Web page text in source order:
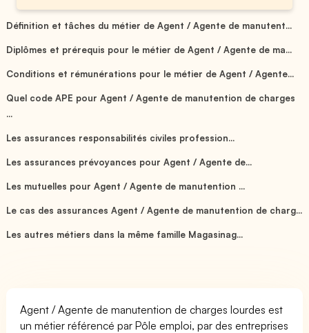
Définition et tâches du métier de Agent / Agente de manutent...
Diplômes et prérequis pour le métier de Agent / Agente de ma...
Conditions et rémunérations pour le métier de Agent / Agente...
Quel code APE pour Agent / Agente de manutention de charges
...
Les assurances responsabilités civiles profession...
Les assurances prévoyances pour Agent / Agente de...
Les mutuelles pour Agent / Agente de manutention ...
Le cas des assurances Agent / Agente de manutention de charg...
Les autres métiers dans la même famille Magasinag...
Agent / Agente de manutention de charges lourdes est
un métier référencé par Pôle emploi, par des entreprises